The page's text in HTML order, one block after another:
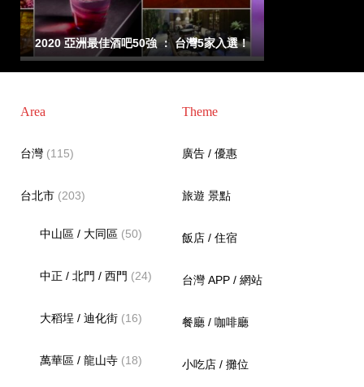
2020 亞洲最佳酒吧50強 ： 台灣5家入選！
Area
台灣(115)
台北市(203)
中山區 / 大同區 (50)
中正 / 北門 / 西門 (24)
大稻埕 / 迪化街 (16)
萬華區 / 龍山寺 (18)
Theme
廣告 / 優惠
旅遊 景點
飯店 / 住宿
台灣 APP / 網站
餐廳 / 咖啡廳
小吃店 / 攤位